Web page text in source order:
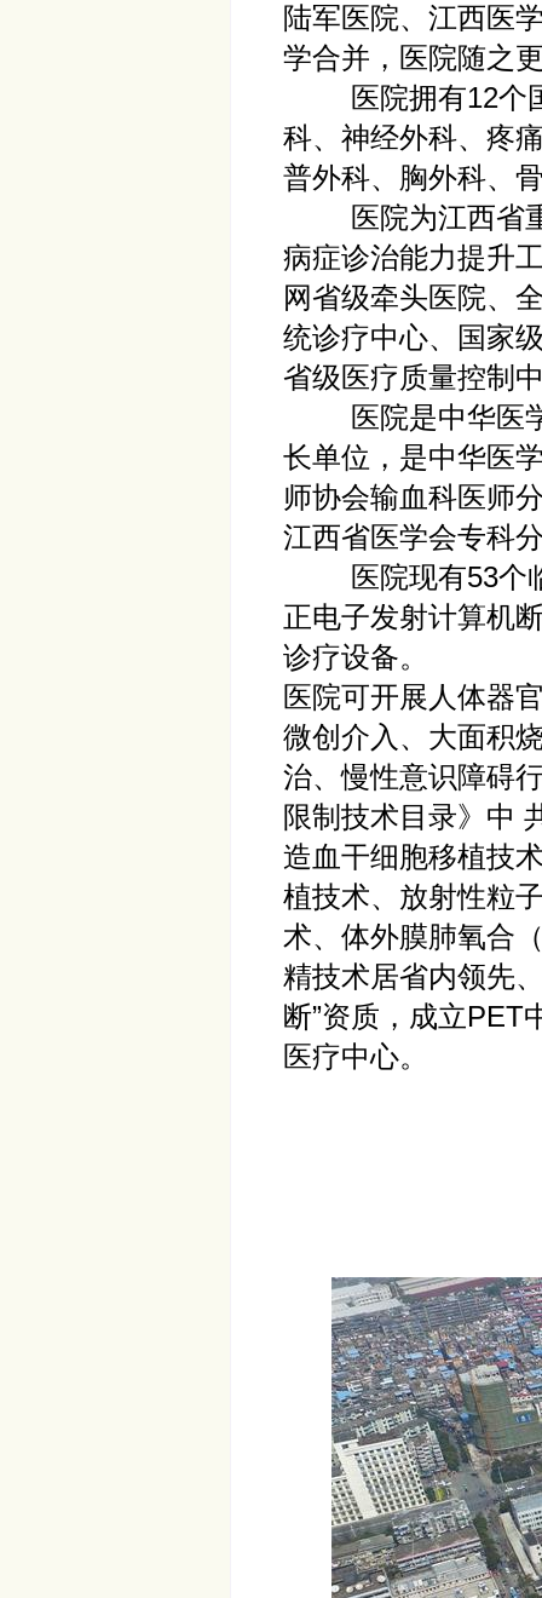
陆军医院、江西医
学合并，医院随之
医院拥有12个国
科、神经外科、疼
普外科、胸外科、
医院为江西省重
病症诊治能力提升
网省级牵头医院、
统诊疗中心、国家
省级医疗质量控制
医院是中华医学
长单位，是中华医
师协会输血科医师
江西省医学会专科
医院现有53个临
正电子发射计算机
诊疗设备。
医院可开展人体器
微创介入、大面积
治、慢性意识障碍
限制技术⽬录》中
造⾎⼲细胞移植技
植技术、放射性粒
术、体外膜肺氧合
精技术居省内领先
断”资质，成⽴PET
医疗中⼼。